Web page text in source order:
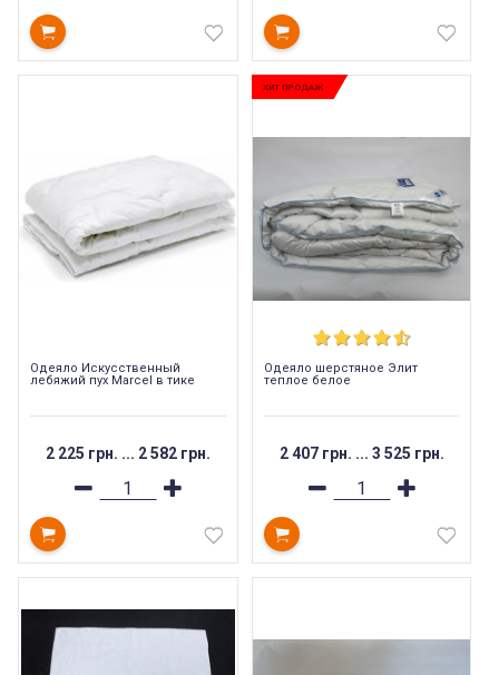
Одеяло Искусственный
лебяжий пух Marcel в тике
2 225 грн. ... 2 582 грн.
ХИТ ПРОДАЖ
Одеяло шерстяное Элит
теплое белое
2 407 грн. ... 3 525 грн.